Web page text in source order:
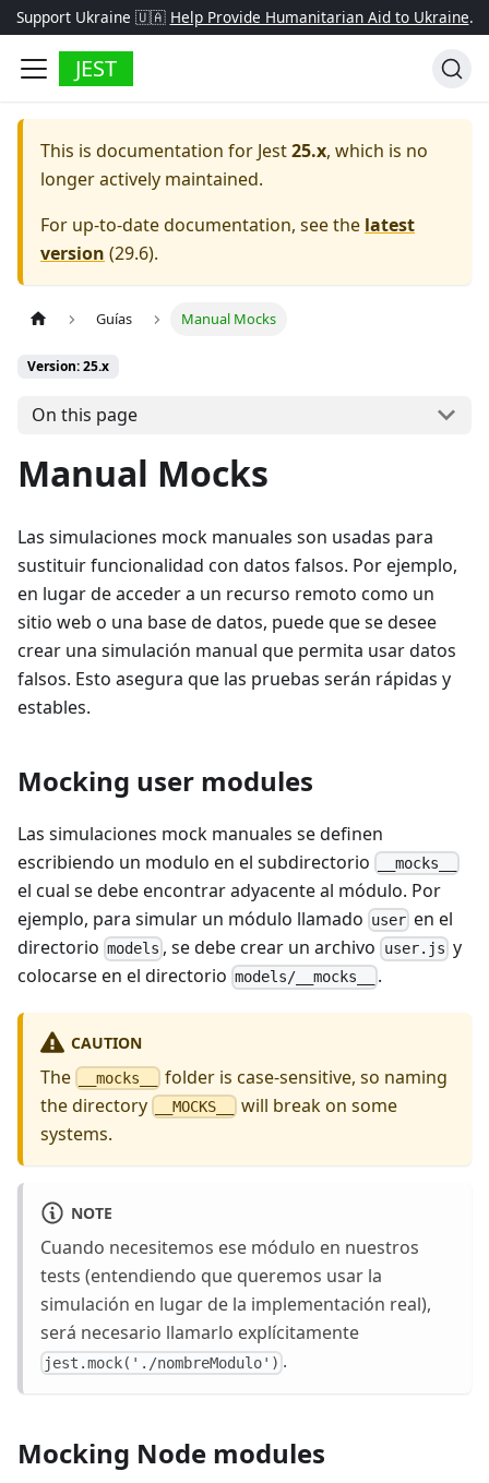
Support Ukraine 🇺🇦 Help Provide Humanitarian Aid to Ukraine.
JEST
This is documentation for Jest25.x, which is no
longer actively maintained.
For up-to-date documentation, see the latest
version (29.6).
Guías Manual Mocks
Version: 25.x
On this page
Manual Mocks
Las simulaciones mock manuales son usadas para
sustituir funcionalidad con datos falsos. Por ejemplo,
en lugar de acceder a un recurso remoto como un
sitio web o una base de datos, puede que se desee
crear una simulación manual que permita usar datos
falsos. Esto asegura que las pruebas serán rápidas y
estables.
Mocking user modules
Las simulaciones mock manuales se definen
escribiendo un modulo en el subdirectorio
__mocks__
el cual se debe encontrar adyacente al módulo. Por
ejemplo, para simular un módulo llamado user en el
directorio models , se debe crear un archivo user.js y
colocarse en el directorio models/__mocks__ .
CAUTION
The __mocks__
folder is case-sensitive, so naming
the directory
__MOCKS__
will break on some
systems.
NOTE
Cuando necesitemos ese módulo en nuestros
tests (entendiendo que queremos usar la
simulación en lugar de la implementación real),
será necesario llamarlo explícitamente
jest.mock('./nombreModulo') .
Mocking Node modules